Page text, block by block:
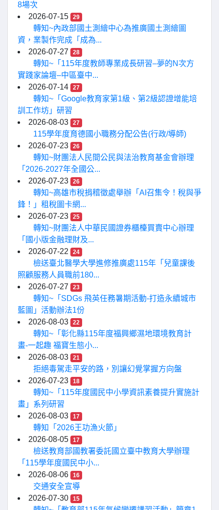
8場次
2026-07-15
29
轉知~內政部國土測繪中心為推廣國土測繪圖
資，業製作完成「成為...
2026-07-27
28
轉知~「115年度教師專業成長研習–夢的N次方
實踐家論壇–中區臺中...
2026-07-14
27
轉知~「Google教育家第1級、第2級認證增能培
訓工作坊」研習
2026-08-03
27
115學年度育德國小職務分配公告(行政/導師)
2026-07-23
26
轉知~財團法人民間公民與法治教育基金會辦理
「2026-2027年全國公...
2026-07-23
26
轉知~高雄市稅捐稽徵處舉辦「AI召集令！稅與爭
鋒！」租稅圖卡網...
2026-07-23
25
轉知~財團法人中華民國證券櫃檯買賣中心辦理
「國小版金融理財及...
2026-07-22
24
檢送臺北醫學大學進修推廣處115年「兒童課後
照顧服務人員職前180...
2026-07-27
23
轉知~「SDGs 飛英任務暑期活動-打造永續城市
藍圖」活動辦法1份
2026-08-03
22
轉知~「彰化縣115年度福興鄉濕地環境教育計
畫-一起趣 福寶生態小...
2026-08-03
21
拒絕毒駕走平安的路，別讓幻覺掌握方向盤
2026-07-23
18
轉知~「115年度國民中小學資訊素養提升實施計
畫」系列研習
2026-08-03
17
轉知「2026王功漁火節」
2026-08-05
17
檢送教育部國教署委託國立臺中教育大學辦理
「115學年度國民中小...
2026-08-06
16
交通安全宣導
2026-07-30
15